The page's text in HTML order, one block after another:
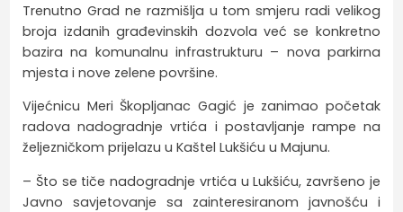
Trenutno Grad ne razmišlja u tom smjeru radi velikog
broja izdanih građevinskih dozvola već se konkretno
bazira na komunalnu infrastrukturu – nova parkirna
mjesta i nove zelene površine.
Vijećnicu Meri Škopljanac Gagić je zanimao početak
radova nadogradnje vrtića i postavljanje rampe na
željezničkom prijelazu u Kaštel Lukšiću u Majunu.
– Što se tiče nadogradnje vrtića u Lukšiću, završeno je
Javno savjetovanje sa zainteresiranom javnošću i